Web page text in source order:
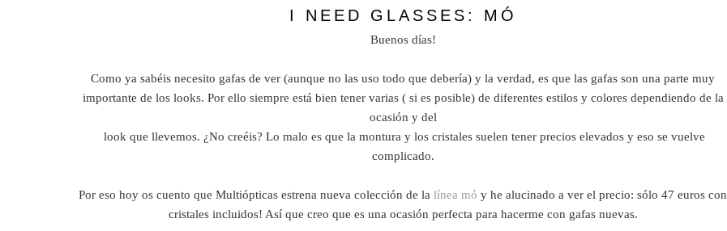
I NEED GLASSES: MÓ
Buenos días!
Como ya sabéis necesito gafas de ver (aunque no las uso todo que debería) y la verdad, es que las gafas son una parte muy
importante de los looks. Por ello siempre está bien tener varias ( si es posible) de diferentes estilos y colores dependiendo de la
ocasión y del
look que llevemos. ¿No creéis? Lo malo es que la montura y los cristales suelen tener precios elevados y eso se vuelve
complicado.
Por eso hoy os cuento que Multiópticas estrena nueva colección de la línea mó y he alucinado a ver el precio: sólo 47 euros con
cristales incluidos! Así que creo que es una ocasión perfecta para hacerme con gafas nuevas.